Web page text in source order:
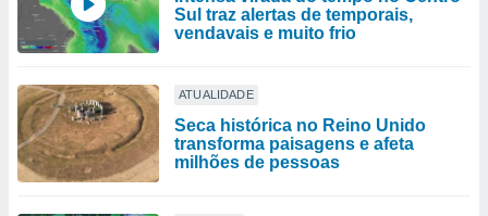
Sul traz alertas de temporais,
vendavais e muito frio
ATUALIDADE
Seca histórica no Reino Unido
transforma paisagens e afeta
milhões de pessoas